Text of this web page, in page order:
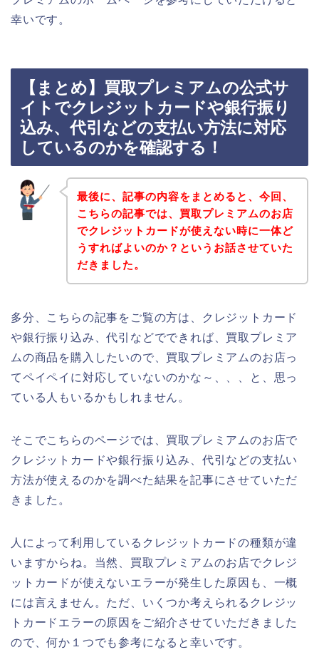
幸いです。
【まとめ】買取プレミアムの公式サ
イトでクレジットカードや銀行振り
込み、代引などの支払い方法に対応
しているのかを確認する！
最後に、記事の内容をまとめると、今回、
こちらの記事では、買取プレミアムのお店
でクレジットカードが使えない時に一体ど
うすればよいのか？というお話させていた
だきました。
多分、こちらの記事をご覧の方は、クレジットカード
や銀行振り込み、代引などでできれば、買取プレミア
ムの商品を購入したいので、買取プレミアムのお店っ
てペイペイに対応していないのかな～、、、と、思っ
ている人もいるかもしれません。
そこでこちらのページでは、買取プレミアムのお店で
クレジットカードや銀行振り込み、代引などの支払い
方法が使えるのかを調べた結果を記事にさせていただ
きました。
人によって利用しているクレジットカードの種類が違
いますからね。当然、買取プレミアムのお店でクレジ
ットカードが使えないエラーが発生した原因も、一概
には言えません。ただ、いくつか考えられるクレジッ
トカードエラーの原因をご紹介させていただきました
ので、何か１つでも参考になると幸いです。